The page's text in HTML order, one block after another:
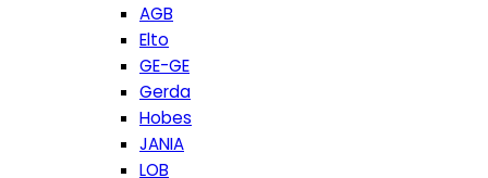
AGB
Elto
GE-GE
Gerda
Hobes
JANIA
LOB